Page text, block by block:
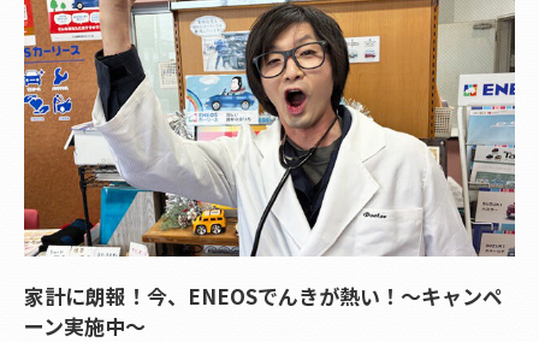
家計に朗報！今、ENEOSでんきが熱い！～キャンペ
ーン実施中～